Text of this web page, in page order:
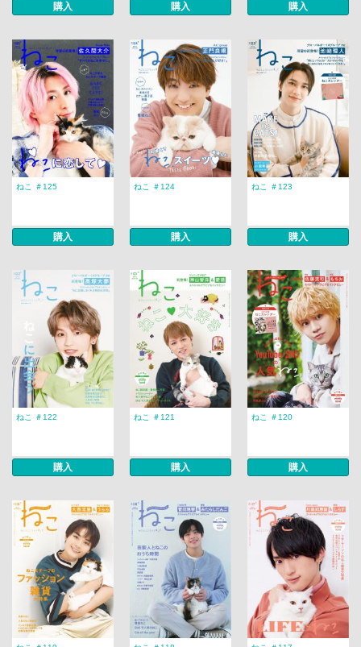
購入 購入 購入
ねこ ＃125
購入
ねこ ＃124
購入
ねこ ＃123
購入
ねこ ＃122
購入
ねこ ＃121
購入
ねこ ＃120
購入